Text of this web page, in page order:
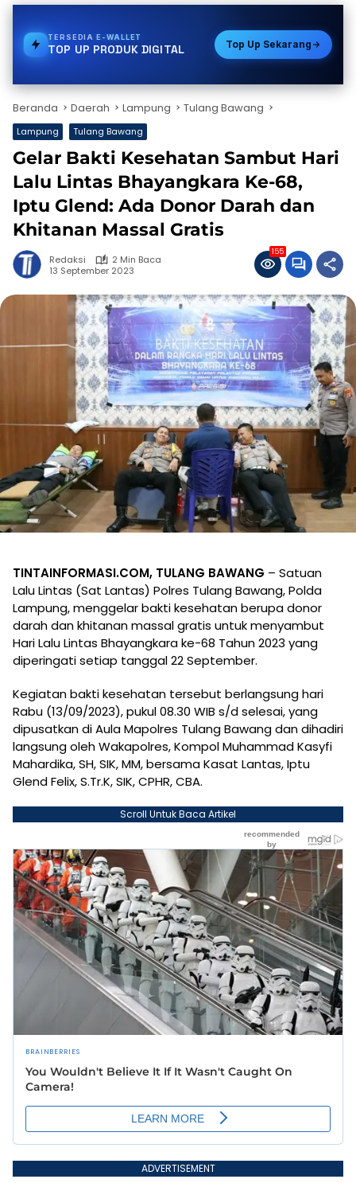
TERSEDIAPULSA
TOP UP PRODUK DIGITAL Top Up Sekarang
Beranda Daerah Lampung Tulang Bawang
Lampung Tulang Bawang
Gelar Bakti Kesehatan Sambut Hari
Lalu Lintas Bhayangkara Ke-68,
Iptu Glend: Ada Donor Darah dan
Khitanan Massal Gratis
Redaksi
2 Min Baca
13 September 2023
155
TINTAINFORMASI.COM, TULANG BAWANG – Satuan
Lalu Lintas (Sat Lantas) Polres Tulang Bawang, Polda
Lampung, menggelar bakti kesehatan berupa donor
darah dan khitanan massal gratis untuk menyambut
Hari Lalu Lintas Bhayangkara ke-68 Tahun 2023 yang
diperingati setiap tanggal 22 September.
Kegiatan bakti kesehatan tersebut berlangsung hari
Rabu (13/09/2023), pukul 08.30 WIB s/d selesai, yang
dipusatkan di Aula Mapolres Tulang Bawang dan dihadiri
langsung oleh Wakapolres, Kompol Muhammad Kasyfi
Mahardika, SH, SIK, MM, bersama Kasat Lantas, Iptu
Glend Felix, S.Tr.K, SIK, CPHR, CBA.
Scroll Untuk Baca Artikel
ADVERTISEMENT